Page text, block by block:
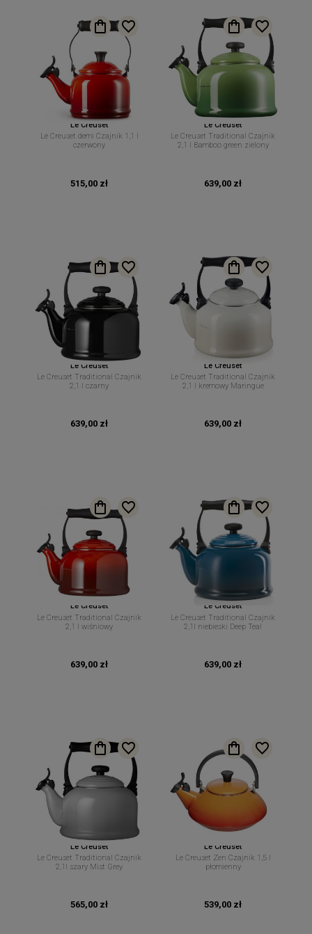
Le Creuset
Le Creuset demi Czajnik 1,1 l
czerwony
515,00 zł
Le Creuset
Le Creuset Traditional Czajnik
2,1 l Bamboo green zielony
639,00 zł
Le Creuset
Le Creuset Traditional Czajnik
2,1 l czarny
639,00 zł
Le Creuset
Le Creuset Traditional Czajnik
2,1 l kremowy Maringue
639,00 zł
Le Creuset
Le Creuset Traditional Czajnik
2,1 l wiśniowy
639,00 zł
Le Creuset
Le Creuset Traditional Czajnik
2,1l niebieski Deep Teal
639,00 zł
Le Creuset
Le Creuset Traditional Czajnik
2,1l szary Mist Grey
565,00 zł
Le Creuset
Le Creuset Zen Czajnik 1,5 l
płomienny
539,00 zł